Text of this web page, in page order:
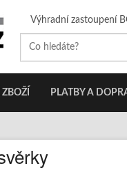
Výhradní zastoupení
PLATBY A